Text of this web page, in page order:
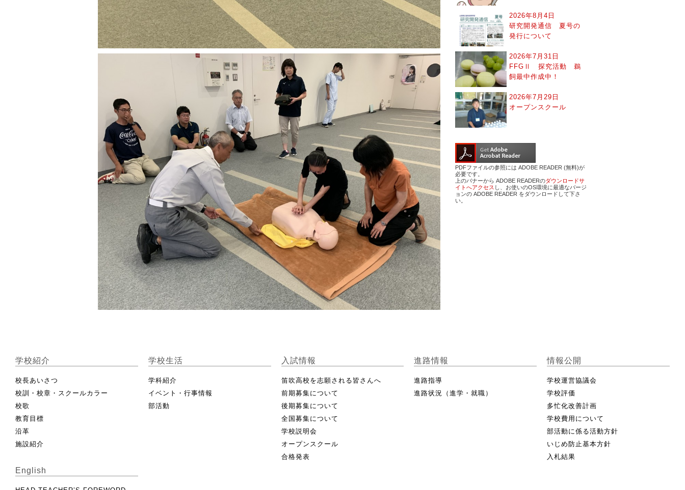
2026年8月4日
研究開発通信 夏号の
発行について
2026年7月31日
FFGⅡ 探究活動 鵜
飼最中作成中！
2026年7月29日
オープンスクール
PDFファイルの参照には ADOBE READER (無料)が
必要です。
上のバナーから ADOBE READERのダウンロードサ
イトへアクセス し、お使いのOS環境に最適なバージ
ョンの ADOBE READER をダウンロードして下さ
い。
学校紹介
校長あいさつ
校訓・校章・スクールカラー
校歌
教育目標
沿革
施設紹介
学校生活
学科紹介
イベント・行事情報
部活動
入試情報
笛吹高校を志願される皆さんへ
前期募集について
後期募集について
全国募集について
学校説明会
オープンスクール
合格発表
進路情報
進路指導
進路状況（進学・就職）
情報公開
学校運営協議会
学校評価
多忙化改善計画
学校費用について
部活動に係る活動方針
いじめ防止基本方針
入札結果
English